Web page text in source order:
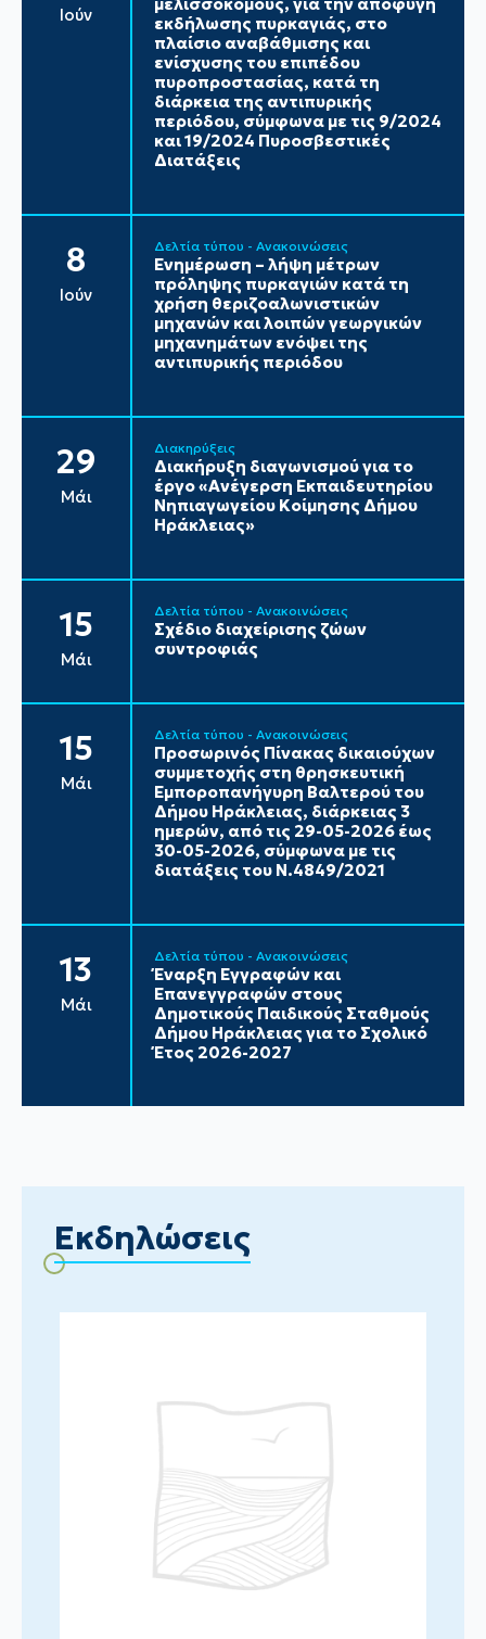
Ιούν
μελισσοκόμους, για την αποφυγή
εκδήλωσης πυρκαγιάς, στο
πλαίσιο αναβάθμισης και
ενίσχυσης του επιπέδου
πυροπροστασίας, κατά τη
διάρκεια της αντιπυρικής
περιόδου, σύμφωνα με τις 9/2024
και 19/2024 Πυροσβεστικές
Διατάξεις
8
Ιούν
Δελτία τύπου - Ανακοινώσεις
Ενημέρωση – λήψη μέτρων
πρόληψης πυρκαγιών κατά τη
χρήση θεριζοαλωνιστικών
μηχανών και λοιπών γεωργικών
μηχανημάτων ενόψει της
αντιπυρικής περιόδου
29
Μάι
Διακηρύξεις
Διακήρυξη διαγωνισμού για το
έργο «Ανέγερση Εκπαιδευτηρίου
Νηπιαγωγείου Κοίμησης Δήμου
Ηράκλειας»
15
Μάι
Δελτία τύπου - Ανακοινώσεις
Σχέδιο διαχείρισης ζώων
συντροφιάς
15
Μάι
Δελτία τύπου - Ανακοινώσεις
Προσωρινός Πίνακας δικαιούχων
συμμετοχής στη θρησκευτική
Εμποροπανήγυρη Βαλτερού του
Δήμου Ηράκλειας, διάρκειας 3
ημερών, από τις 29-05-2026 έως
30-05-2026, σύμφωνα με τις
διατάξεις του Ν.4849/2021
13
Μάι
Δελτία τύπου - Ανακοινώσεις
Έναρξη Εγγραφών και
Επανεγγραφών στους
Δημοτικούς Παιδικούς Σταθμούς
Δήμου Ηράκλειας για το Σχολικό
Έτος 2026-2027
Εκδηλώσεις